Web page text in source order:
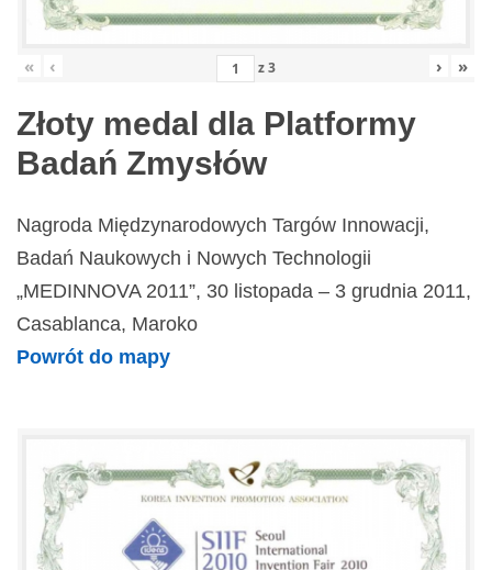
« ‹ z3 › »
Złoty medal dla Platformy
Badań Zmysłów
Nagroda Międzynarodowych Targów Innowacji,
Badań Naukowych i Nowych Technologii
„MEDINNOVA 2011”, 30 listopada – 3 grudnia 2011,
Casablanca, Maroko
Powrót do mapy